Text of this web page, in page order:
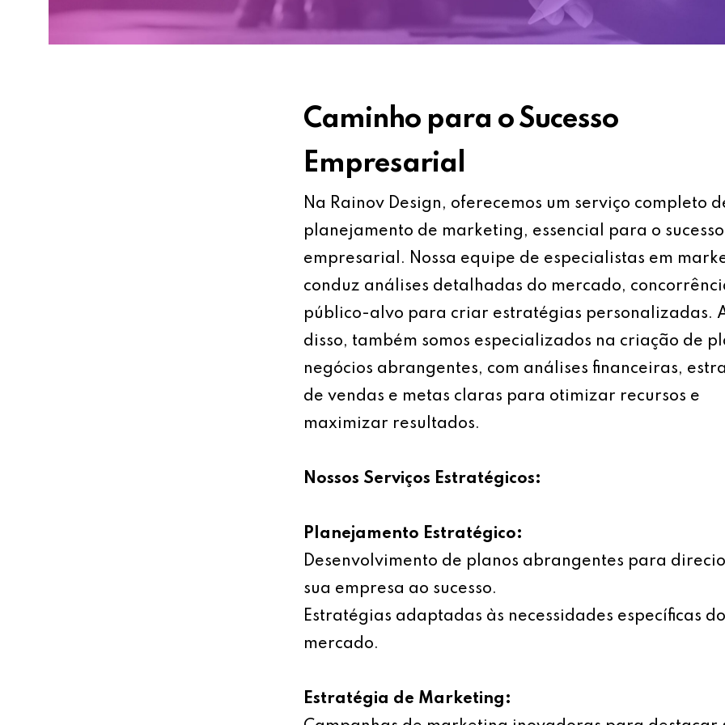
Caminho para o Sucesso
Empresarial
Na Rainov Design, oferecemos um serviço completo
planejamento de marketing, essencial para o sucesso
empresarial. Nossa equipe de especialistas em
conduz análises detalhadas do mercado,
público-alvo para criar estratégias personalizadas.
disso, também somos especializados na criação de
negócios abrangentes, com análises financeiras,
de vendas e metas claras para otimizar recursos e
maximizar resultados.
Nossos Serviços Estratégicos:
Planejamento Estratégico:
Desenvolvimento de planos abrangentes para
sua empresa ao sucesso.
Estratégias adaptadas às necessidades específicas do
mercado.
Estratégia de Marketing: